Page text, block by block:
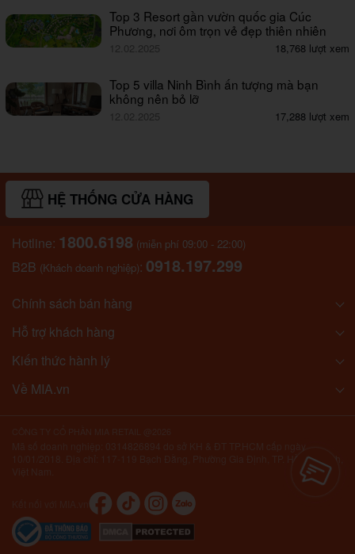
Top 3 Resort gần vườn quốc gia Cúc
Phương, nơi ôm trọn vẻ đẹp thiên nhiên
12.02.2025 18,768 lượt xem
Top 5 villa Ninh Bình ấn tượng mà bạn
không nên bỏ lỡ
12.02.2025 17,288 lượt xem
HỆ THỐNG CỬA HÀNG
Hotline: 1800.6198 (miễn phí 09:00 - 22:00)
B2B (Khách doanh nghiệp): 0918.197.299
Chính sách bán hàng
Hỗ trợ khách hàng
Kiến thức hành lý
Về MIA.vn
10/01/2018. Địa chỉ: 117-119 Bạch Đằng, Phường Gia Định, TP. Hồ Chí Minh,